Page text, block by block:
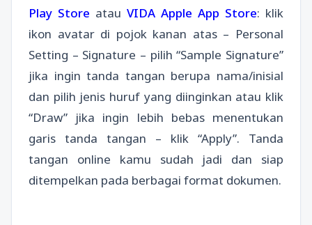
Play Store atau VIDA Apple App Store: klik
ikon avatar di pojok kanan atas – Personal
Setting – Signature – pilih “Sample Signature”
jika ingin tanda tangan berupa nama/inisial
dan pilih jenis huruf yang diinginkan atau klik
“Draw” jika ingin lebih bebas menentukan
garis tanda tangan – klik “Apply”. Tanda
tangan online kamu sudah jadi dan siap
ditempelkan pada berbagai format dokumen.